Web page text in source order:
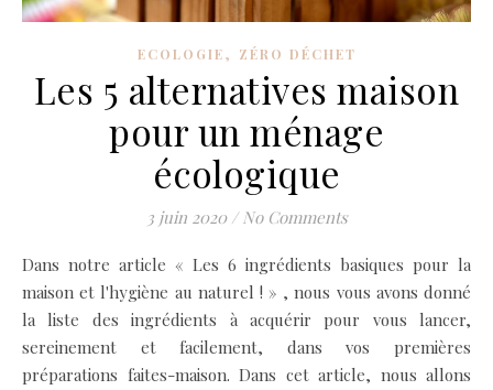
ECOLOGIE, ZÉRO DÉCHET
Les 5 alternatives maison
pour un ménage
écologique
3 juin 2020 / No Comments
Dans notre article « Les 6 ingrédients basiques pour la
maison et l'hygiène au naturel ! » , nous vous avons donné
la liste des ingrédients à acquérir pour vous lancer,
sereinement et facilement, dans vos premières
préparations faites-maison. Dans cet article, nous allons